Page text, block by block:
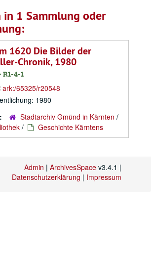
in 1 Sammlung oder
1620 Die Bilder der
Chronik, 1980
R1-4-1
ark:/65325/r20548
1980
Stadtarchiv Gmünd in Kärnten /
/ Geschichte Kärntens
Admin | ArchivesSpace v3.4.1 |
Datenschutzerklärung | Impressum